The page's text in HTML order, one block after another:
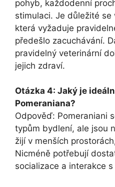
pohyb, každodenní
stimulaci. Je důležité se
která vyžaduje
předešlo zacuchávání.
pravidelný veterinární
jejich zdraví.
Otázka 4: Jaký je
Pomeraniana?
Odpověď: Pomeraniani
typům bydlení, ale jsou
žijí v menších
Nicméně potřebují
socializace a interakce